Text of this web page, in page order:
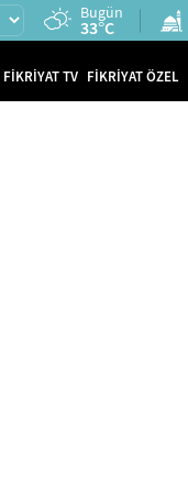
Bugün
33°C
FİKRİYAT TV FİKRİYAT ÖZEL